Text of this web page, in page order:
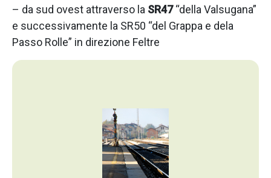
– da sud ovest attraverso la SR47“della Valsugana”
e successivamente la SR50 “del Grappa e dela
Passo Rolle” in direzione Feltre